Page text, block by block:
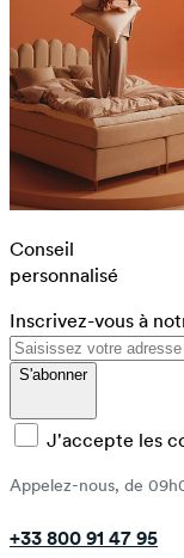
Conseil
personnalisé
Inscrivez-vous à
S'abonner
J'accepte les
Appelez-nous, de
+33 800 91 47 95